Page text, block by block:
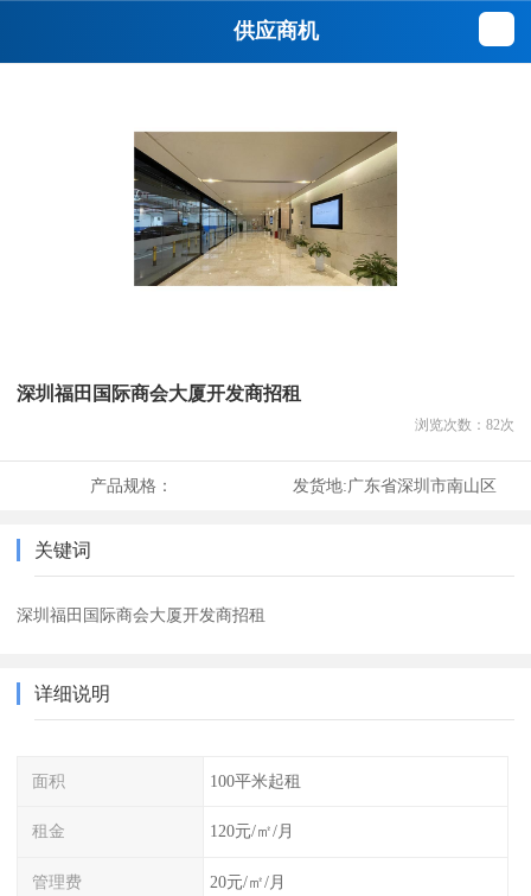
供应商机
深圳福田国际商会大厦开发商招租
浏览次数： 82次
产品规格： 发货地:广东省深圳市南山区
关键词
深圳福田国际商会大厦开发商招租
详细说明
面积 100平米起租
租金 120元/㎡/月
管理费 20元/㎡/月